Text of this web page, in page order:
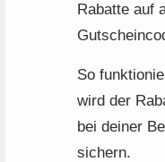
Rabatte auf
So
wird der
bei deiner
sichern.